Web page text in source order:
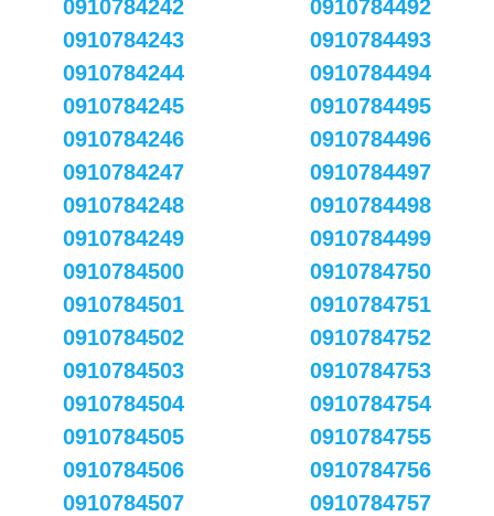
0910784242
0910784243
0910784244
0910784245
0910784246
0910784247
0910784248
0910784249
0910784492
0910784493
0910784494
0910784495
0910784496
0910784497
0910784498
0910784499
0910784500
0910784501
0910784502
0910784503
0910784504
0910784505
0910784506
0910784507
0910784750
0910784751
0910784752
0910784753
0910784754
0910784755
0910784756
0910784757